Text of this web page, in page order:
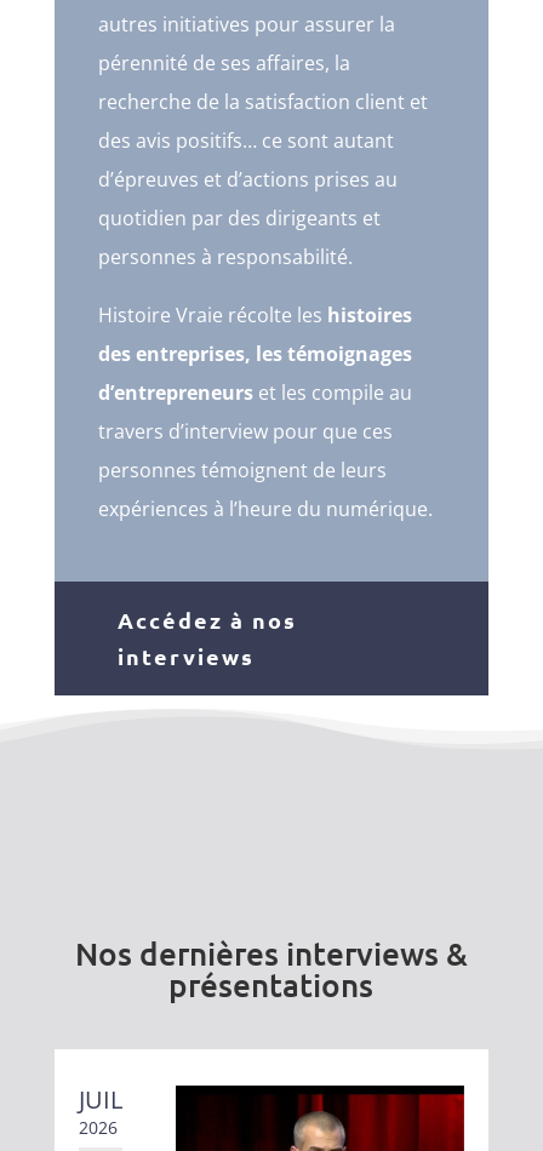
autres initiatives pour assurer la
pérennité de ses affaires, la
recherche de la satisfaction client et
des avis positifs… ce sont autant
d’épreuves et d’actions prises au
quotidien par des dirigeants et
personnes à responsabilité.
Histoire Vraie récolte les histoires
des entreprises, les témoignages
d’entrepreneurset les compile au
travers d’interview pour que ces
personnes témoignent de leurs
expériences à l’heure du numérique.
Accédez à nos
interviews
Nos dernières interviews &
présentations
JUIL
2026